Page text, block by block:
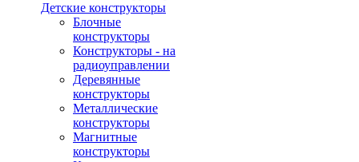
Детские конструкторы
Блочные
конструкторы
Конструкторы - на
радиоуправлении
Деревянные
конструкторы
Металлические
конструкторы
Магнитные
конструкторы